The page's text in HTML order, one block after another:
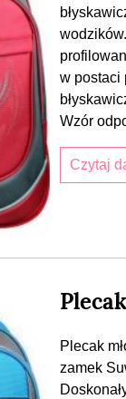
w postaci
Wzór
Czytaj
Plecak
zamek